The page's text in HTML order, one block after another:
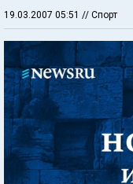
19.03.2007 05:51 // Спорт